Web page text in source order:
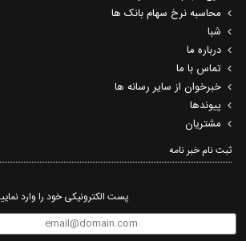
محاسبه نرخ سهام بانک ها
شبا
درباره ما
تماس با ما
خبرخوان از سایر رسانه ها
پیوندها
مشتریان
ثبت نام خبر نامه‌
پست الکترونیکی خود را وارد نمایید